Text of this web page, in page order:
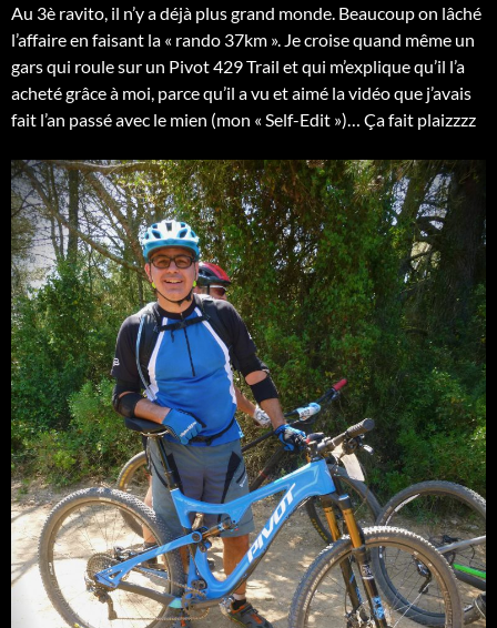
Au 3è ravito, il n’y a déjà plus grand monde. Beaucoup on lâché
l’affaire en faisant la « rando 37km ». Je croise quand même un
gars qui roule sur un Pivot 429 Trail et qui m’explique qu’il l’a
acheté grâce à moi, parce qu’il a vu et aimé la vidéo que j’avais
fait l’an passé avec le mien (mon « Self-Edit »)… Ça fait plaizzzz